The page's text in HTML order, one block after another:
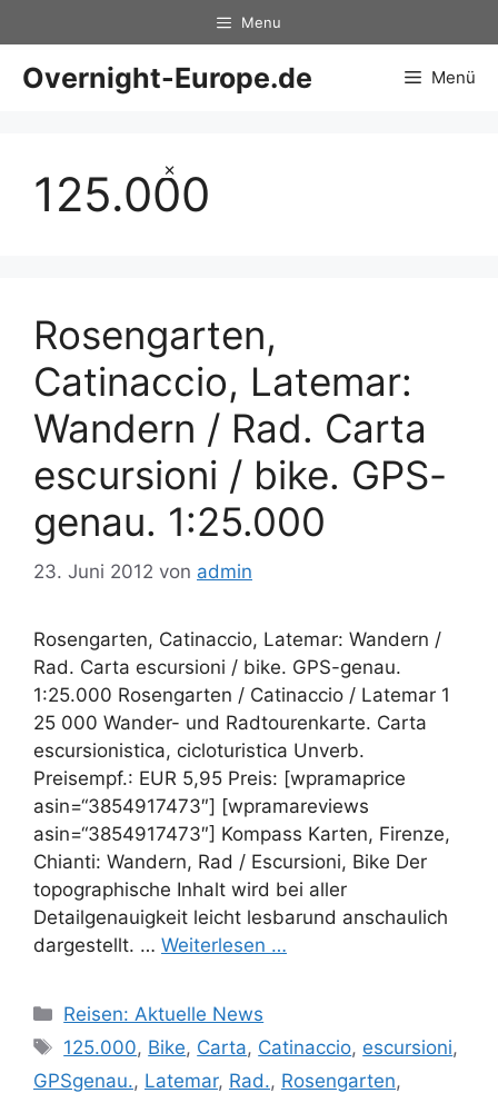
×
Inhalt
springen
Menu
Overnight-Europe.de Menü
125.000
Rosengarten,
Catinaccio, Latemar:
Wandern / Rad. Carta
escursioni / bike. GPS-
genau. 1:25.000
23. Juni 2012 von admin
Rosengarten, Catinaccio, Latemar: Wandern /
Rad. Carta escursioni / bike. GPS-genau.
1:25.000 Rosengarten / Catinaccio / Latemar 1
25 000 Wander- und Radtourenkarte. Carta
escursionistica, cicloturistica Unverb.
Preisempf.: EUR 5,95 Preis: [wpramaprice
asin=“3854917473″] [wpramareviews
asin=“3854917473″] Kompass Karten, Firenze,
Chianti: Wandern, Rad / Escursioni, Bike Der
topographische Inhalt wird bei aller
Detailgenauigkeit leicht lesbarund anschaulich
dargestellt. … Weiterlesen …
Kategorien
Reisen: Aktuelle News
Schlagwörter
125.000, Bike, Carta, Catinaccio, escursioni,
GPSgenau., Latemar, Rad., Rosengarten,